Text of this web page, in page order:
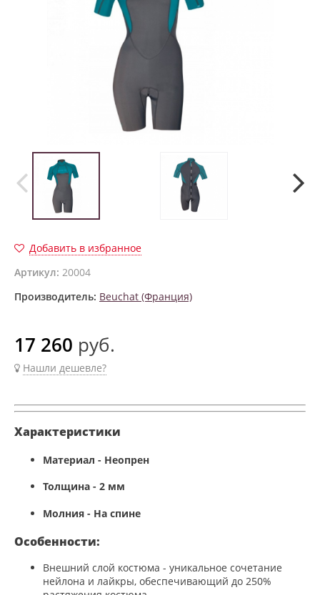
Добавить в избранное
Артикул: 20004
Производитель: Beuchat (Франция)
17 260 руб.
Нашли дешевле?
Характеристики
Материал - Неопрен
Толщина - 2 мм
Молния - На спине
Особенности:
Внешний слой костюма - уникальное сочетание
нейлона и лайкры, обеспечивающий до 250%